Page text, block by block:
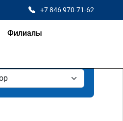
+7 846 970-71-62
Филиалы